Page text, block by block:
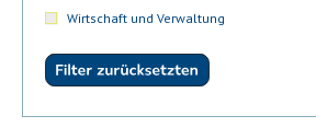
Wirtschaft und Verwaltung